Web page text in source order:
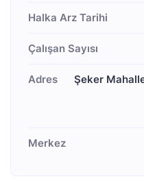
Halka Arz Tarihi
Çalışan Sayısı
Adres
Şeker
Merkez